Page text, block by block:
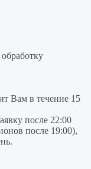
обработку
Вам в течение 15
после 22:00
после 19:00),